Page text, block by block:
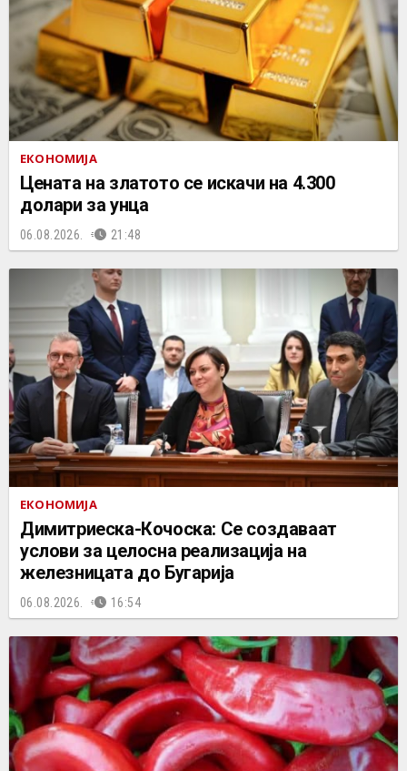
ЕКОНОМИЈА
Цената на златото се искачи на 4.300
долари за унца
06.08.2026. 21:48
ЕКОНОМИЈА
Димитриеска-Кочоска: Се создаваат
услови за целосна реализација на
железницата до Бугарија
06.08.2026. 16:54